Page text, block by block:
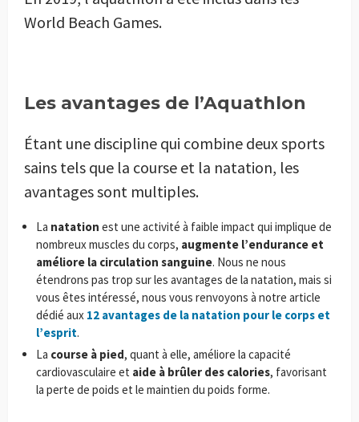
World Beach Games.
Les avantages de l’Aquathlon
Étant une discipline qui combine deux sports
sains tels que la course et la natation, les
avantages sont multiples.
La natation est une activité à faible impact qui implique de
nombreux muscles du corps, augmente l’endurance et
améliore la circulation sanguine. Nous ne nous
étendrons pas trop sur les avantages de la natation, mais si
vous êtes intéressé, nous vous renvoyons à notre article
dédié aux 12 avantages de la natation pour le corps et
l’esprit.
La course à pied, quant à elle, améliore la capacité
cardiovasculaire et aide à brûler des calories, favorisant
la perte de poids et le maintien du poids forme.